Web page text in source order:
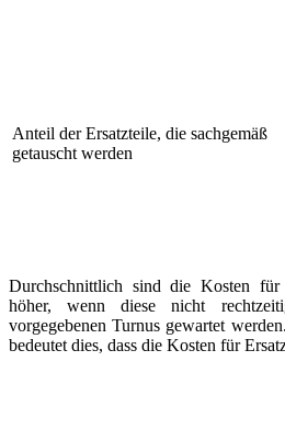
Anteil der Ersatzteile, die sachgemäß
getauscht werden
Durchschnittlich sind die Kosten
höher, wenn diese nicht
vorgegebenen Turnus gewartet
bedeutet dies, dass die Kosten für